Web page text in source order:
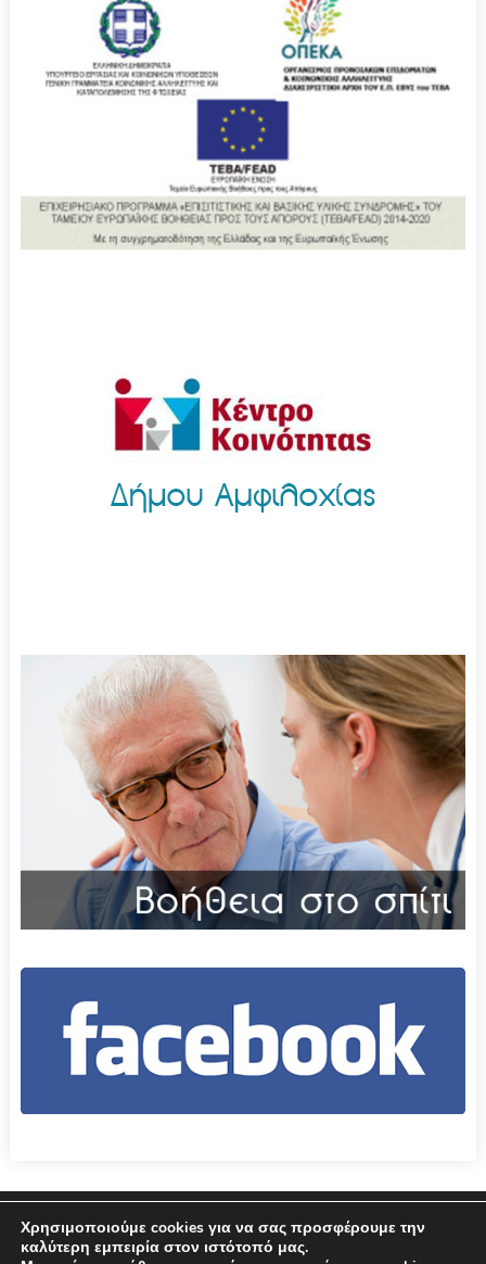
Επικοινωνία Όροι χρήσης – Πολιτική Απορρήτου
Χρησιμοποιούμε cookies για να σας προσφέρουμε την
καλύτερη εμπειρία στον ιστότοπό μας.